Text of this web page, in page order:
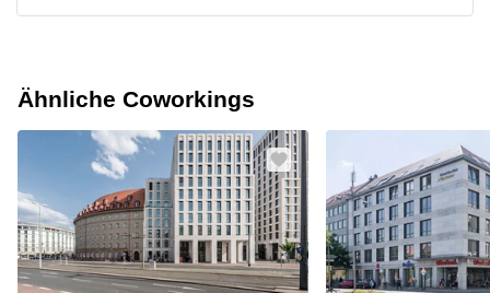
Ähnliche Coworkings